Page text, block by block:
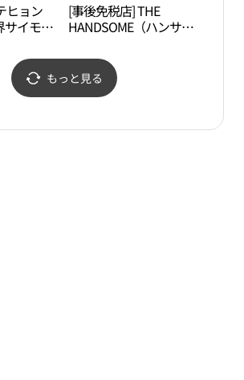
ヒョン
サイモン
店(듀엘
리미엄아
[事後免税店] THE
HANDSOME（ハンサ
モンプレミアムアウトレ
ットプサン（釜山）店
(DKNY 신세계사이먼프리
もっと見る